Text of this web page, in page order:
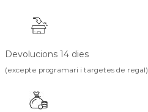
Devolucions 14 dies
(excepte programari i targetes de regal)